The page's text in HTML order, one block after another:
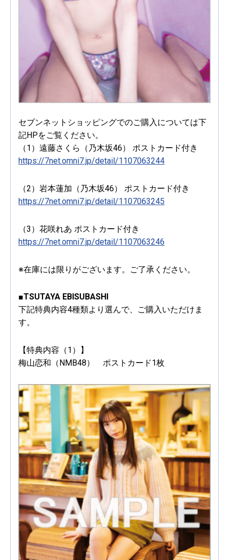
セブンネットショッピングでのご購入については下
記HPをご覧ください。
（1）遠藤さくら（乃木坂46） ポストカード付き
https://7net.omni7.jp/detail/1107063244
（2）岩本蓮加（乃木坂46） ポストカード付き
https://7net.omni7.jp/detail/1107063245
（3）花咲れあ ポストカード付き
https://7net.omni7.jp/detail/1107063246
※在庫には限りがございます。ご了承ください。
■TSUTAYA EBISUBASHI
下記特典内容4種類より選んで、ご購入いただけま
す。
【特典内容（1）】
梅山恋和（NMB48） ポストカード1枚